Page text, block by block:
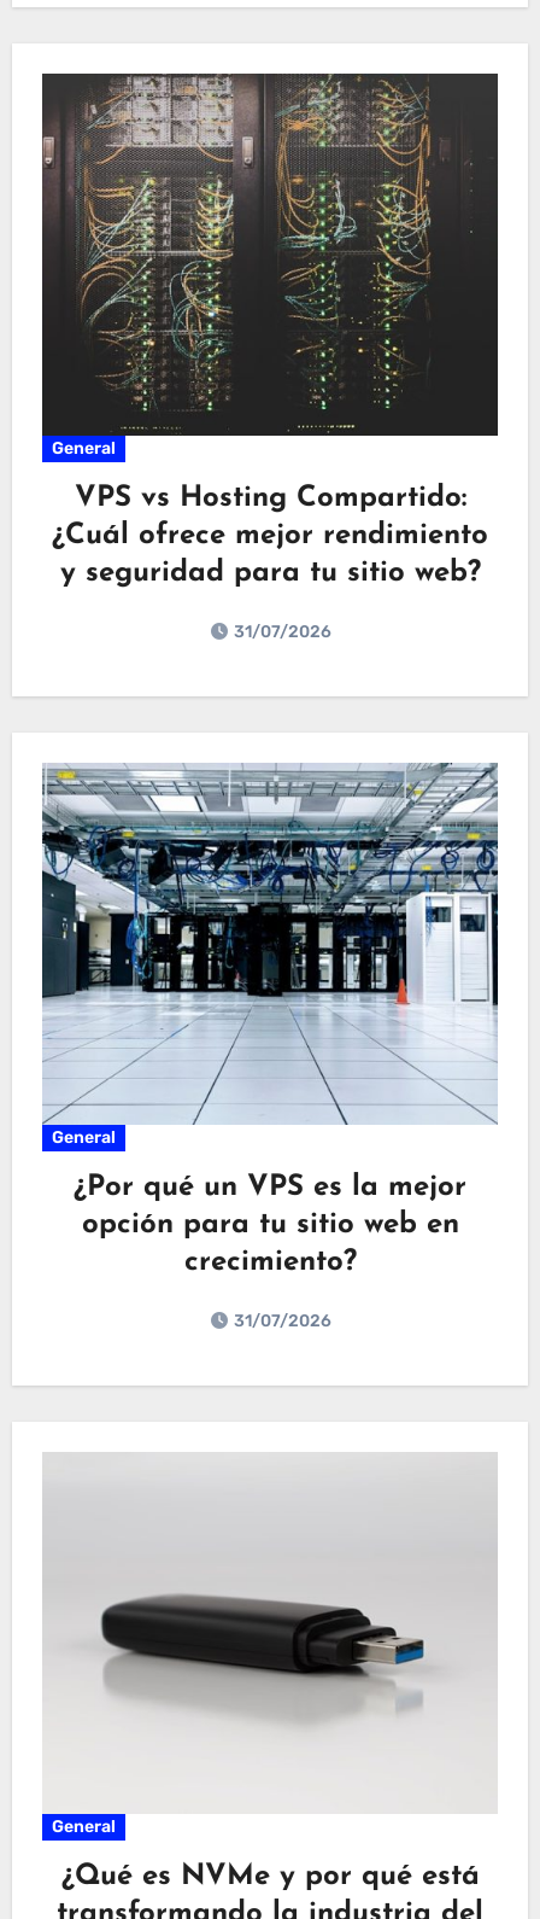
General
VPS vs Hosting Compartido:
¿Cuál ofrece mejor rendimiento
y seguridad para tu sitio web?
31/07/2026
General
¿Por qué un VPS es la mejor
opción para tu sitio web en
crecimiento?
31/07/2026
General
¿Qué es NVMe y por qué está